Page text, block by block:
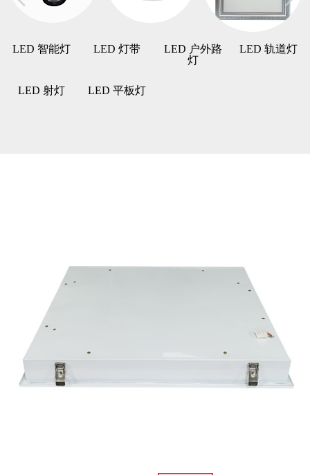
LED 智能灯 LED 灯带
LED 户外路
灯
LED 轨道灯
LED 射灯 LED 平板灯